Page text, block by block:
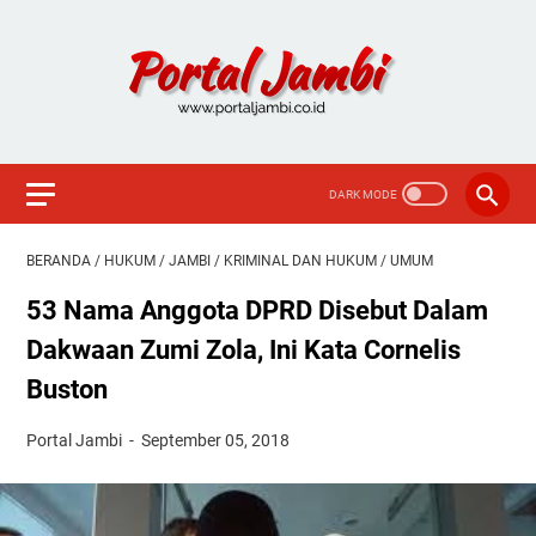
BERANDA / HUKUM / JAMBI / KRIMINAL DAN HUKUM / UMUM
53 Nama Anggota DPRD Disebut Dalam
Dakwaan Zumi Zola, Ini Kata Cornelis
Buston
Portal Jambi September 05, 2018